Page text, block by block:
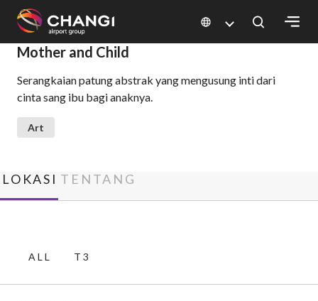
All
Changi
Sites:
Select:
Mother and Child
Serangkaian patung abstrak yang mengusung inti dari
cinta sang ibu bagi anaknya.
Art
LOKASI TENTANG
ALL T3